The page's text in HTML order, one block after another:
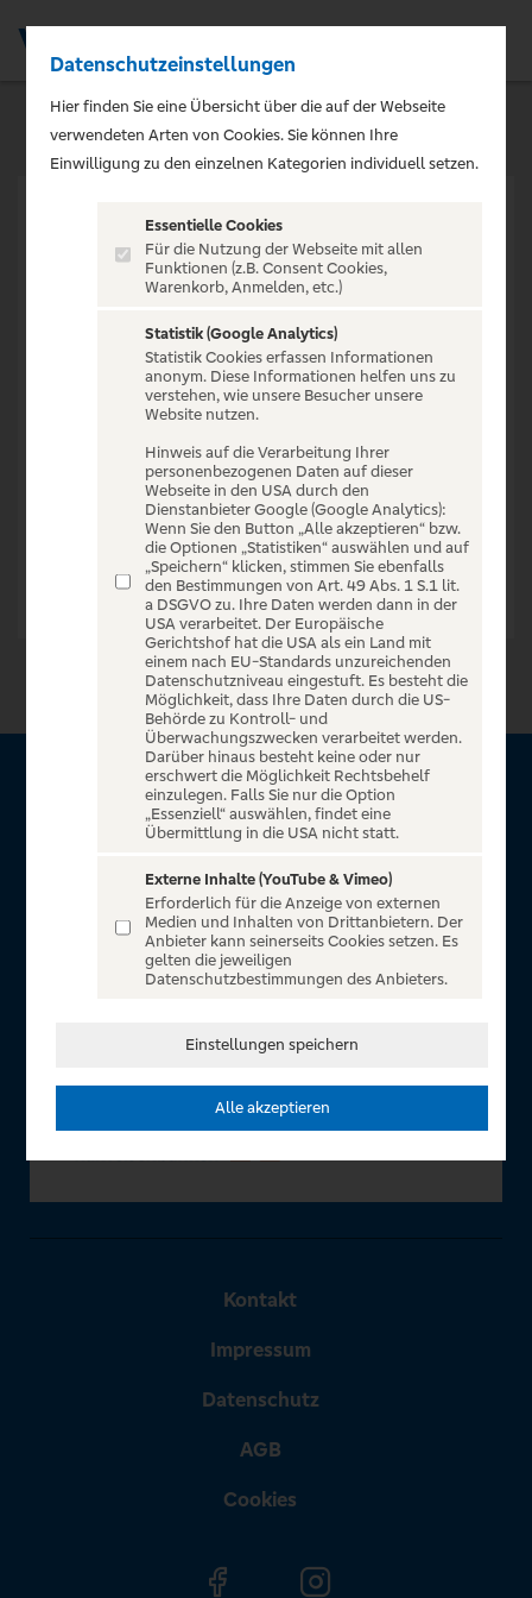
VERANSTALTUNG NICHT
GEFUNDEN
Zur Startseite
Über VR Entertain
für alle Kunden der Volksbanken Raiffeisenbanken. Auf
unserem einzigartigen Portal finden Sie Tickets für
atemberaubende Konzerte, Musicals und Shows, die
Fußball-Bundesliga sowie die Champions League und die
In Zusammenarbeit mit
Kontakt
Impressum
Datenschutz
AGB
Cookies
Datenschutzeinstellungen
Hier finden Sie eine Übersicht über die auf der Webseite
verwendeten Arten von Cookies. Sie können Ihre
Einwilligung zu den einzelnen Kategorien individuell setzen.
Essentielle Cookies
Für die Nutzung der Webseite mit allen
Funktionen (z.B. Consent Cookies,
Warenkorb, Anmelden, etc.)
Statistik (Google Analytics)
Statistik Cookies erfassen Informationen
anonym. Diese Informationen helfen uns zu
verstehen, wie unsere Besucher unsere
Website nutzen.
Hinweis auf die Verarbeitung Ihrer
personenbezogenen Daten auf dieser
Webseite in den USA durch den
Dienstanbieter Google (Google Analytics):
Wenn Sie den Button „Alle akzeptieren“ bzw.
die Optionen „Statistiken“ auswählen und auf
„Speichern“ klicken, stimmen Sie ebenfalls
den Bestimmungen von Art. 49 Abs. 1 S.1 lit.
a DSGVO zu. Ihre Daten werden dann in der
USA verarbeitet. Der Europäische
Gerichtshof hat die USA als ein Land mit
einem nach EU-Standards unzureichenden
Datenschutzniveau eingestuft. Es besteht die
Möglichkeit, dass Ihre Daten durch die US-
Behörde zu Kontroll- und
Überwachungszwecken verarbeitet werden.
Darüber hinaus besteht keine oder nur
erschwert die Möglichkeit Rechtsbehelf
einzulegen. Falls Sie nur die Option
„Essenziell“ auswählen, findet eine
Übermittlung in die USA nicht statt.
Externe Inhalte (YouTube & Vimeo)
Erforderlich für die Anzeige von externen
Medien und Inhalten von Drittanbietern. Der
Anbieter kann seinerseits Cookies setzen. Es
gelten die jeweiligen
Datenschutzbestimmungen des Anbieters.
Einstellungen speichern
Alle akzeptieren